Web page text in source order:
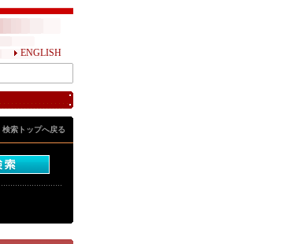
ENGLISH
検索トップへ戻る